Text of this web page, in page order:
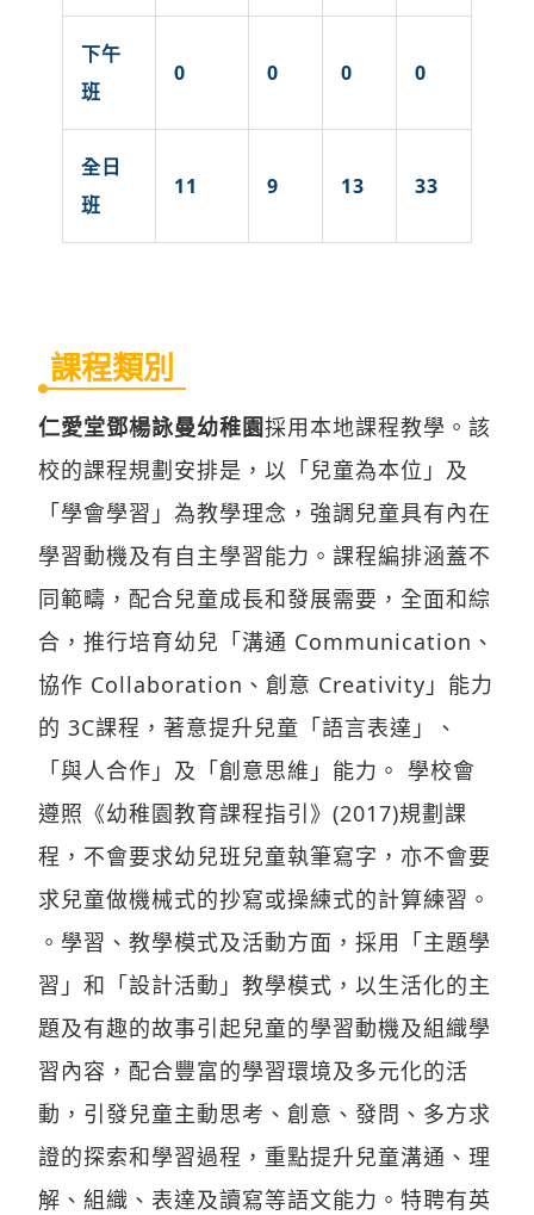
下午
班
0 0 0 0
全日
班
11 9 13 33
課程類別
仁愛堂鄧楊詠曼幼稚園採用本地課程教學。該
校的課程規劃安排是，以「兒童為本位」及
「學會學習」為教學理念，強調兒童具有內在
學習動機及有自主學習能力。課程編排涵蓋不
同範疇，配合兒童成長和發展需要，全面和綜
合，推行培育幼兒「溝通 Communication、
協作 Collaboration、創意 Creativity」能力
的 3C課程，著意提升兒童「語言表達」、
「與人合作」及「創意思維」能力。 學校會
遵照《幼稚園教育課程指引》(2017)規劃課
程，不會要求幼兒班兒童執筆寫字，亦不會要
求兒童做機械式的抄寫或操練式的計算練習。
。學習、教學模式及活動方面，採用「主題學
習」和「設計活動」教學模式，以生活化的主
題及有趣的故事引起兒童的學習動機及組織學
習內容，配合豐富的學習環境及多元化的活
動，引發兒童主動思考、創意、發問、多方求
證的探索和學習過程，重點提升兒童溝通、理
解、組織、表達及讀寫等語文能力。特聘有英